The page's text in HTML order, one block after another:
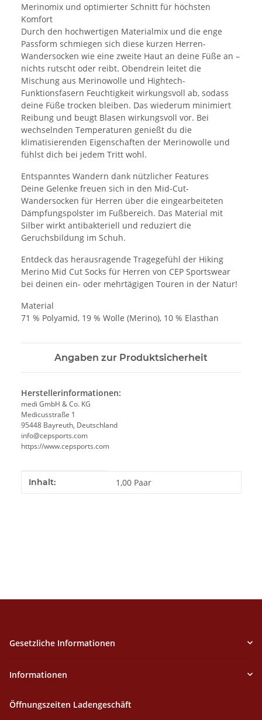
Merinomix und optimierter Schnitt für höchsten
Komfort
Durch den hochwertigen Materialmix und die enge
Passform schmiegen sich diese kurzen Herren-
Wandersocken wie eine zweite Haut an deine Füße an –
nichts rutscht oder reibt. Obendrein leitet die
Mischung aus Merinowolle und Hightech-
Funktionsfasern Feuchtigkeit wirkungsvoll ab, sodass
deine Füße trocken bleiben. Das wiederum minimiert
Reibung und beugt Blasen wirkungsvoll vor. Bei
wechselnden Temperaturen genießt du die
klimatisierenden Eigenschaften der Merinowolle und
fühlst dich bei jedem Tritt wohl.
Entspanntes Wandern dank nützlicher Features
Deine Gelenke freuen sich in den Mid-Cut-
Wandersocken für Herren über die eingearbeiteten
Dämpfungspolster im Fußbereich. Das Material mit
Silber wirkt antibakteriell und reduziert die
Geruchsbildung im Schuh.
Entdeck das herausragende Tragegefühl der Hiking
Merino Mid Cut Socks für Herren von CEP Sportswear
bei deinen ein- oder mehrtägigen Touren in der Natur!
Material
71 % Polyamid, 19 % Wolle (Merino), 10 % Elasthan
Angaben zur Produktsicherheit
Herstellerinformationen:
medi GmbH & Co. KG
Medicusstraße 1
95448 Bayreuth, Deutschland
info@cepsports.com
https://www.cepsports.com
Produkteigenschaft
Wert
Inhalt: 1,00 Paar
Gesetzliche Informationen
Informationen
Öffnungszeiten Ladengeschäft